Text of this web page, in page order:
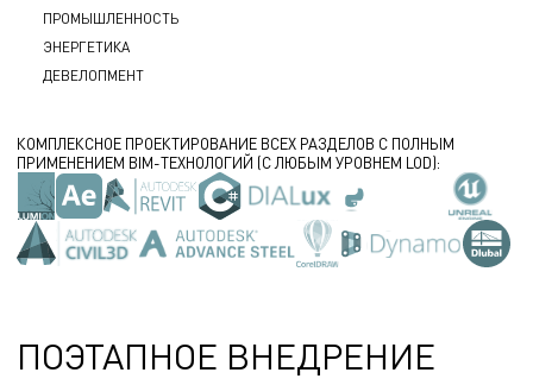
ПРОМЫШЛЕННОСТЬ
ЭНЕРГЕТИКА
ДЕВЕЛОПМЕНТ
КОМПЛЕКСНОЕ ПРОЕКТИРОВАНИЕ ВСЕХ РАЗДЕЛОВ С ПОЛНЫМ
ПРИМЕНЕНИЕМ BIM-ТЕХНОЛОГИЙ (С ЛЮБЫМ УРОВНЕМ LOD):
ПОЭТАПНОЕ ВНЕДРЕНИЕ